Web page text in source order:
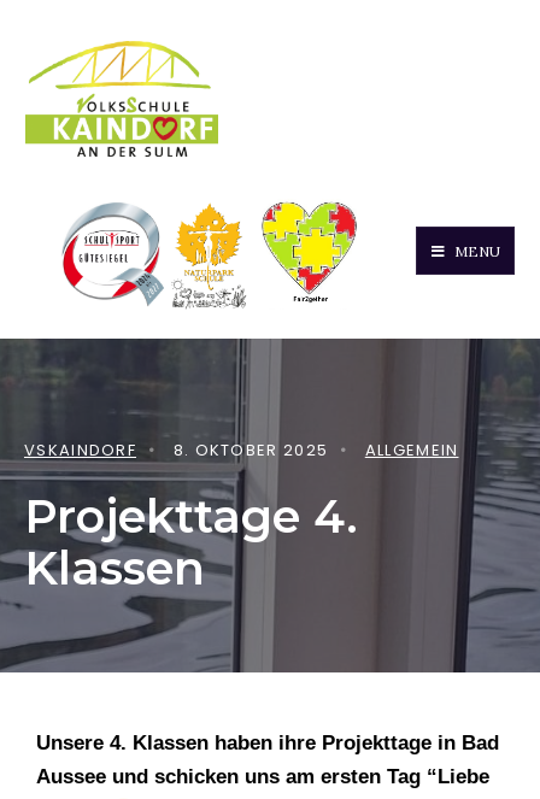
MENU
VSKAINDORF • 8. OKTOBER 2025 • ALLGEMEIN
Projekttage 4.
Klassen
Unsere 4. Klassen haben ihre Projekttage in Bad
Aussee und schicken uns am ersten Tag “Liebe